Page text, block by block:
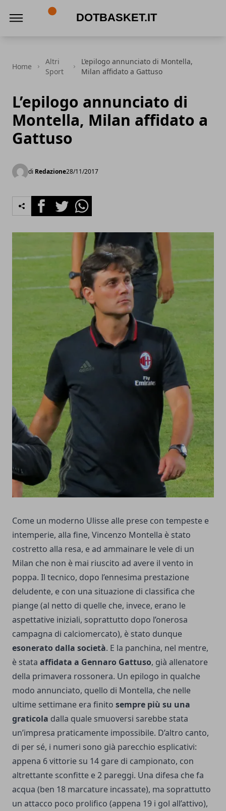
Home
Altri
Sport
L’epilogo annunciato di Montella,
Milan affidato a Gattuso
L’epilogo annunciato di
Montella, Milan affidato a
Gattuso
di Redazione28/11/2017
FacebookTwitterWhatsapp
Come un moderno Ulisse alle prese con tempeste e
intemperie, alla fine, Vincenzo Montella è stato
costretto alla resa, e ad ammainare le vele di un
Milan che non è mai riuscito ad avere il vento in
poppa. Il tecnico, dopo l’ennesima prestazione
deludente, e con una situazione di classifica che
piange (al netto di quelle che, invece, erano le
aspettative iniziali, soprattutto dopo l’onerosa
campagna di calciomercato), è stato dunque
esonerato dalla società. E la panchina, nel mentre,
è stata affidata a Gennaro Gattuso, già allenatore
della primavera rossonera. Un epilogo in qualche
modo annunciato, quello di Montella, che nelle
ultime settimane era finito sempre più su una
graticola dalla quale smuoversi sarebbe stata
un’impresa praticamente impossibile. D’altro canto,
di per sé, i numeri sono già parecchio esplicativi:
appena 6 vittorie su 14 gare di campionato, con
altrettante sconfitte e 2 pareggi. Una difesa che fa
acqua (ben 18 marcature incassate), ma soprattutto
un attacco poco prolifico (appena 19 i gol all’attivo),